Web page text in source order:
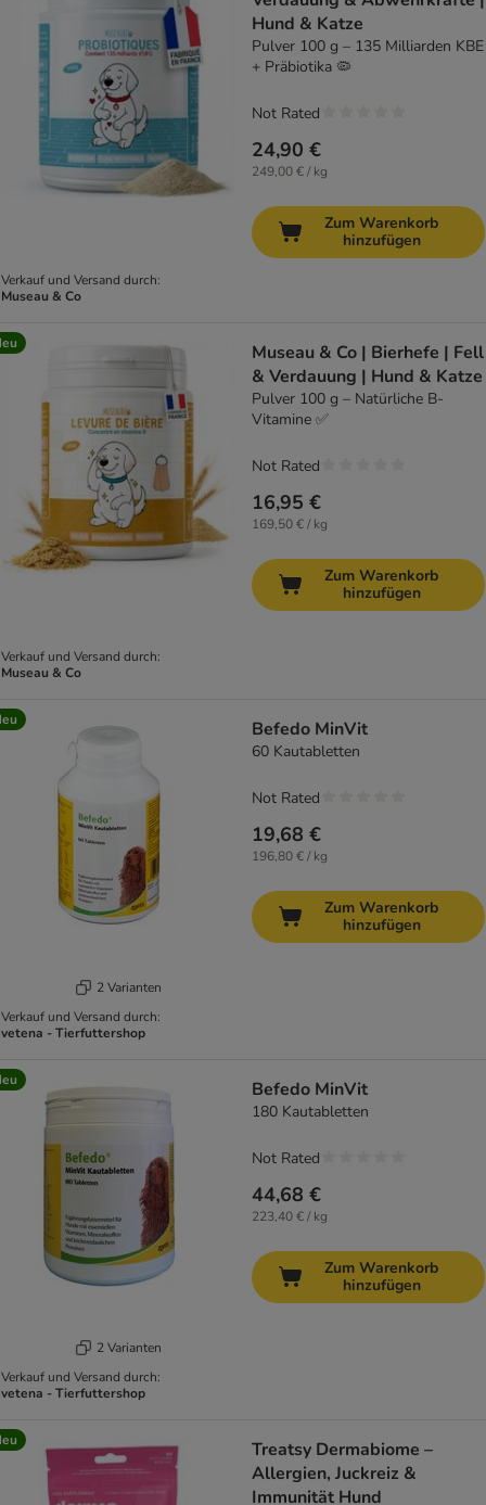
Verkauf und Versand durch:
Museau & Co
Hund & Katze
Pulver 100 g – 135 Milliarden KBE
+ Präbiotika 🦠
24,90 €
249,00 € / kg
Not Rated
Zum Warenkorb
hinzufügen
Verkauf und Versand durch:
Museau & Co
Museau & Co | Bierhefe | Fell
& Verdauung | Hund & Katze
Pulver 100 g – Natürliche B-
Vitamine ✅
16,95 €
169,50 € / kg
Not Rated
Zum Warenkorb
hinzufügen
2 Varianten
Verkauf und Versand durch:
vetena - Tierfuttershop
Befedo MinVit
60 Kautabletten
19,68 €
196,80 € / kg
Not Rated
Zum Warenkorb
hinzufügen
2 Varianten
Verkauf und Versand durch:
vetena - Tierfuttershop
Befedo MinVit
180 Kautabletten
44,68 €
223,40 € / kg
Not Rated
Zum Warenkorb
hinzufügen
Treatsy Dermabiome –
Allergien, Juckreiz &
Immunität Hund